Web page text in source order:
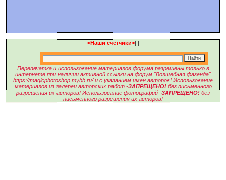
<Наши счетчики>|
Перепечатка и использование материалов форума разрешены только в
интернете при наличии активной ссылки на форум "Волшебная фазенда"
https://magicphotoshop.mybb.ru/ и с указанием имен авторов! Использование
материалов из галереи авторских работ -ЗАПРЕЩЕНО!без письменного
разрешения их авторов! Использование фотографий -ЗАПРЕЩЕНО! без
письменного разрешения их авторов!